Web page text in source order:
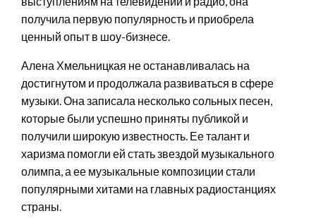
получила первую популярность и приобрела
ценный опыт в шоу-бизнесе.
Алена Хмельницкая не останавливалась на
достигнутом и продолжала развиваться в сфере
музыки. Она записала несколько сольных песен,
которые были успешно приняты публикой и
получили широкую известность. Ее талант и
харизма помогли ей стать звездой музыкального
олимпа, а ее музыкальные композиции стали
популярными хитами на главных радиостанциях
страны.